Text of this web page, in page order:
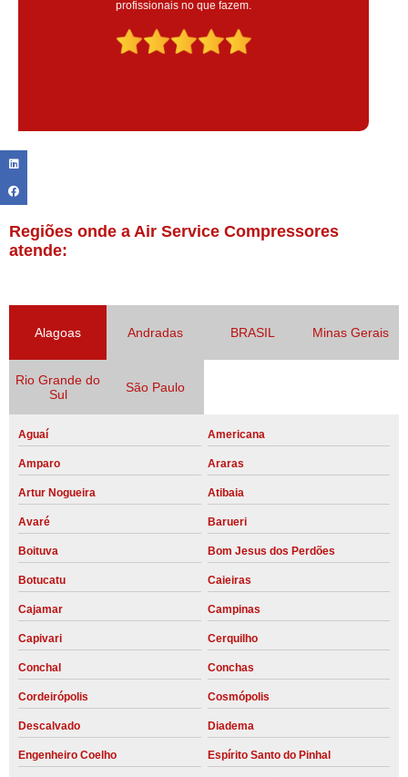
Claudinei excelente profissional!
Regiões onde a Air Service Compressores
atende:
Alagoas Andradas BRASIL Minas Gerais
Rio Grande do
Sul
São Paulo
Aguaí Americana
Amparo Araras
Artur Nogueira Atibaia
Avaré Barueri
Boituva Bom Jesus dos Perdões
Botucatu Caieiras
Cajamar Campinas
Capivari Cerquilho
Conchal Conchas
Cordeirópolis Cosmópolis
Descalvado Diadema
Engenheiro Coelho Espírito Santo do Pinhal